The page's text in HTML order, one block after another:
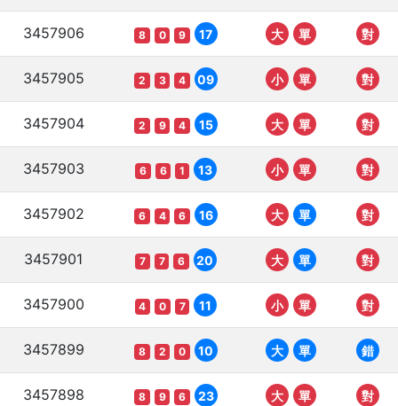
3457906 8 0 9 17 大 單 對
3457905 2 3 4 09 小 單 對
3457904 2 9 4 15 大 單 對
3457903 6 6 1 13 小 單 對
3457902 6 4 6 16 大 單 對
3457901 7 7 6 20 大 單 對
3457900 4 0 7 11 小 單 對
3457899 8 2 0 10 大 單 錯
3457898 8 9 6 23 大 單 對